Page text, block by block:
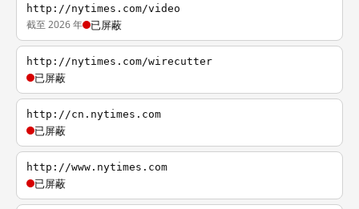
http://nytimes.com/video
截至 2026 年 已屏蔽
http://nytimes.com/wirecutter
已屏蔽
http://cn.nytimes.com
已屏蔽
http://www.nytimes.com
已屏蔽